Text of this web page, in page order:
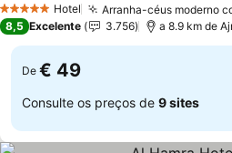
5 Estrelas Hotel Arranha-céus moderno
8,5 Excelente 3.756 a 8.9 km de
De € 49
Consulte os preços de 9 sites